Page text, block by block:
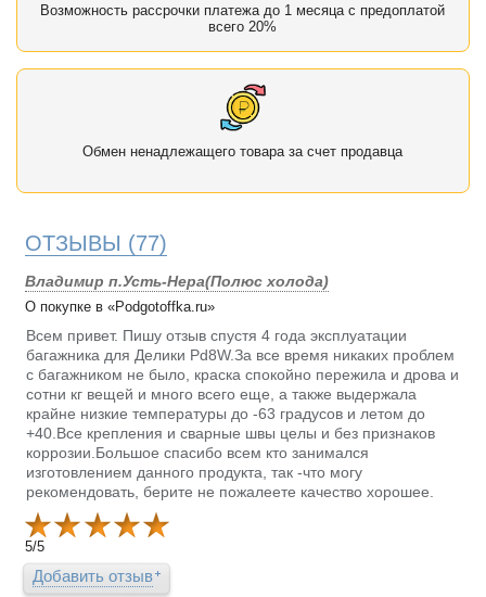
Возможность рассрочки платежа до 1 месяца с предоплатой
всего 20%
Обмен ненадлежащего товара за счет продавца
ОТЗЫВЫ (77)
Владимир п.Усть-Нера(Полюс холода)
О покупке в «Podgotoffka.ru»
Всем привет. Пишу отзыв спустя 4 года эксплуатации
багажника для Делики Pd8W.За все время никаких проблем
с багажником не было, краска спокойно пережила и дрова и
сотни кг вещей и много всего еще, а также выдержала
крайне низкие температуры до -63 градусов и летом до
+40.Все крепления и сварные швы целы и без признаков
коррозии.Большое спасибо всем кто занимался
изготовлением данного продукта, так -что могу
рекомендовать, берите не пожалеете качество хорошее.
5/5
Добавить отзыв